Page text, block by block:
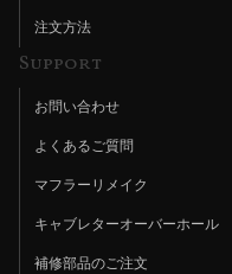
注文方法
Support
お問い合わせ
よくあるご質問
マフラーリメイク
キャブレターオーバーホール
補修部品のご注文